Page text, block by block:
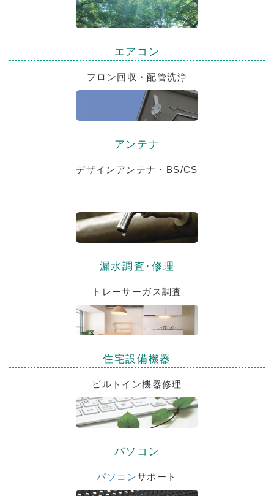
エアコン
フロン回収・配管洗浄
アンテナ
デザインアンテナ・BS/CS
漏水調査･修理
トレーサーガス調査
住宅設備機器
ビルトイン機器修理
パソコン
パソコンサポート